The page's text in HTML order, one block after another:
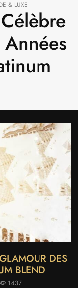
& LUXE
DES
BLEND
1437